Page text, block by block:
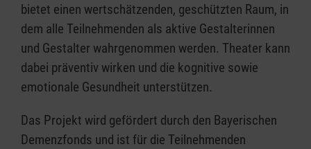
bietet einen wertschätzenden, geschützten Raum, in
dem alle Teilnehmenden als aktive Gestalterinnen
und Gestalter wahrgenommen werden. Theater kann
dabei präventiv wirken und die kognitive sowie
emotionale Gesundheit unterstützen.
Das Projekt wird gefördert durch den Bayerischen
Demenzfonds und ist für die Teilnehmenden